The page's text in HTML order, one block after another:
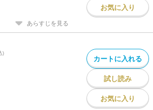
お気に入り
あらすじを見る
)
カートに入れる
試し読み
お気に入り